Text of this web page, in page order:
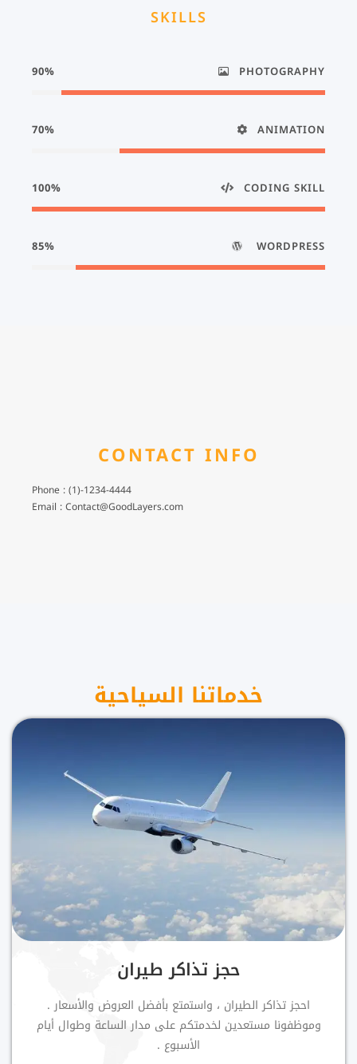
SKILLS
PHOTOGRAPHY
90%
ANIMATION
70%
CODING SKILL
100%
WORDPRESS
85%
CONTACT INFO
Phone : (1)-1234-4444
Email : Contact@GoodLayers.com
خدماتنا السياحية
حجز تذاكر طيران
احجز تذاكر الطيران ، واستمتع بأفضل العروض والأسعار .
وموظفونا مستعدين لخدمتكم على مدار الساعة وطوال أيام
الأسبوع .